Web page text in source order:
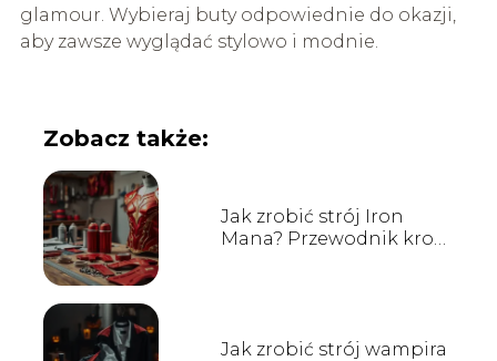
glamour. Wybieraj buty odpowiednie do okazji,
aby zawsze wyglądać stylowo i modnie.
Zobacz także:
Jak zrobić strój Iron
Mana? Przewodnik krok
Jak zrobić strój wampira